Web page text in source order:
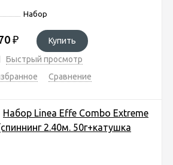
Набор
₽
Купить
Быстрый просмотр
Сравнение
Набор Linea Effe Combo Extreme
2.40м. 50г+катушка